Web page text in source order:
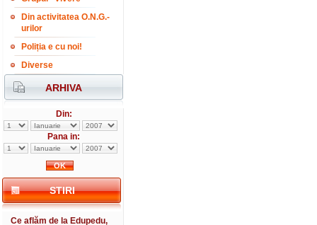
Din activitatea O.N.G.-
urilor
Poliția e cu noi!
Diverse
ARHIVA
Din:
Pana in:
STIRI
Ce aflăm de la Edupedu,